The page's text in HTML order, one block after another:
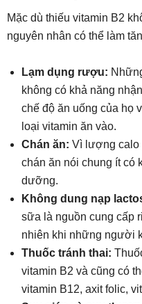
Mặc dù thiếu vitamin B2
nguyên nhân có thể làm
Lạm dụng rượu:
không có khả năng
chế độ ăn uống của họ
loại vitamin ăn vào.
Chán ăn: Vì lượng calo
chán ăn nói chung ít có
dưỡng.
Không dung nạp
sữa là nguồn cung cấp
nhiên khi những người
Thuốc tránh thai:
vitamin B2 và cũng có
vitamin B12, axit folic,